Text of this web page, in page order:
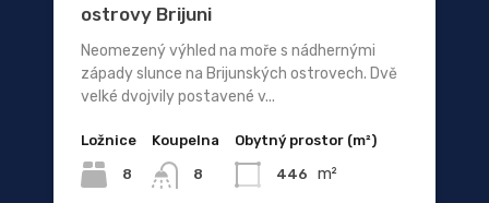
ostrovy Brijuni
Neomezený výhled na moře s nádhernými
západy slunce na Brijunských ostrovech. Dvě
velké dvojvily postavené v...
Ložnice
8
Koupelna
8
Obytný prostor (m²)
446 m²